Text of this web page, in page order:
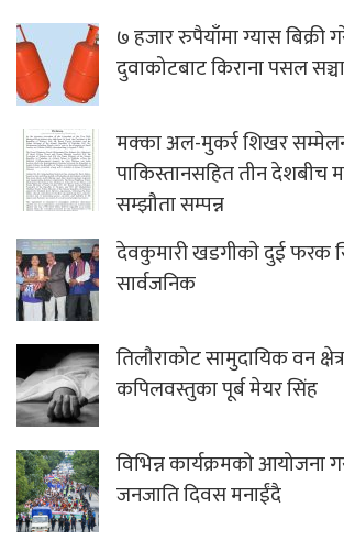
७ हजार रुपैयाँमा ग्यास बिक्री
दुवाकोटबाट किराना पसल
मक्का अल-मुकर्र शिखर
पाकिस्तानसहित तीन देशबीच
सम्झौता सम्पन्न
देवकुमारी खडगीकाे दुई फरक
सार्वजनिक
तिलौराकोट सामुदायिक वन
कपिलवस्तुका पूर्ब मेयर सिंह
विभिन्न कार्यक्रमको आयोजना
जनजाति दिवस मनाईंदै